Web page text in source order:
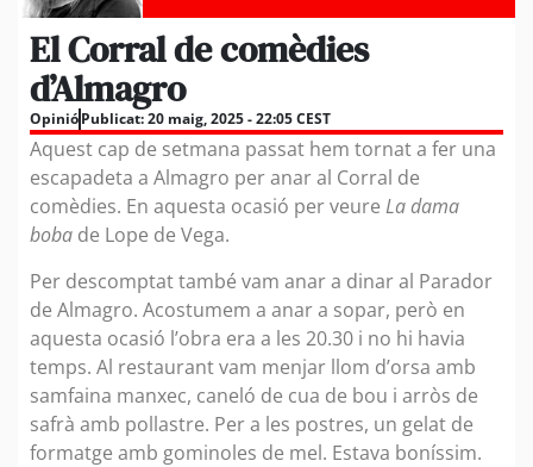
El Corral de comèdies
d’Almagro
OpinióPublicat:20 maig, 2025 - 22:05 CEST
Aquest cap de setmana passat hem tornat a fer una
escapadeta a Almagro per anar al Corral de
comèdies. En aquesta ocasió per veure La dama
boba de Lope de Vega.
Per descomptat també vam anar a dinar al Parador
de Almagro. Acostumem a anar a sopar, però en
aquesta ocasió l’obra era a les 20.30 i no hi havia
temps. Al restaurant vam menjar llom d’orsa amb
samfaina manxec, caneló de cua de bou i arròs de
safrà amb pollastre. Per a les postres, un gelat de
formatge amb gominoles de mel. Estava boníssim.